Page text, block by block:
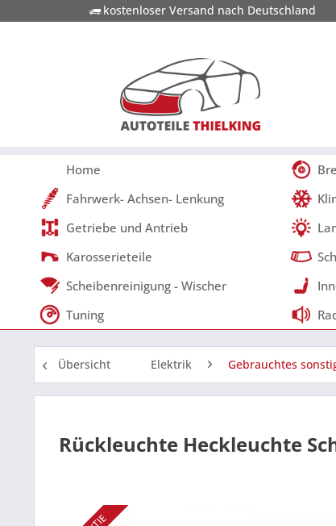
kostenloser Versand nach Deutschland
Home
Fahrwerk- Achsen- Lenkung
Getriebe und Antrieb
Karosserieteile
Scheibenreinigung - Wischer
Tuning
Übersicht Elektrik Gebrauchtes
Rückleuchte Heckleuchte